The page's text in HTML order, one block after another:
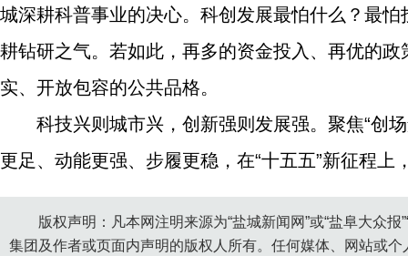
城深耕科普事业的决心。科创发展最怕什么？最
耕钻研之气。若如此，再多的资金投入、再优的
实、开放包容的公共品格。
科技兴则城市兴，创新强则发展强。聚焦“创
更足、动能更强、步履更稳，在“十五五”新征程
版权声明：凡本网注明来源为“盐城新闻网”或“盐阜大众
集团及作者或页面内声明的版权人所有。任何媒体、网站或